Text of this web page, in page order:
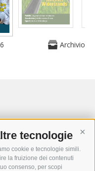
tecnologie
cookie e tecnologie simili.
la fruizione dei contenuti
consenso, per scopi
Archivio